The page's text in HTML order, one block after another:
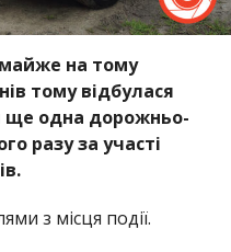
на тому
тому відбулася
ще одна дорожньо-
разу за участі
з місця події.